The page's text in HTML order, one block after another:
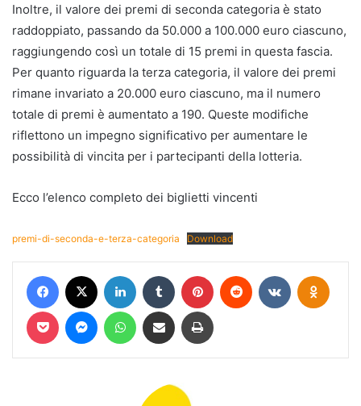
Inoltre, il valore dei premi di seconda categoria è stato
raddoppiato, passando da 50.000 a 100.000 euro ciascuno,
raggiungendo così un totale di 15 premi in questa fascia.
Per quanto riguarda la terza categoria, il valore dei premi
rimane invariato a 20.000 euro ciascuno, ma il numero
totale di premi è aumentato a 190. Queste modifiche
riflettono un impegno significativo per aumentare le
possibilità di vincita per i partecipanti della lotteria.
Ecco l’elenco completo dei biglietti vincenti
premi-di-seconda-e-terza-categoria Download
Facebook LinkedIn Tumblr Pinterest Reddit VKontakte
Pocket MessengerWhatsAppCondividi via mail Stampa